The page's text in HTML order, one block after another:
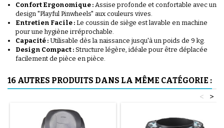
Confort Ergonomique : Assise profonde et confortable avec un
design "Playful Pinwheels" aux couleurs vives.
Entretien Facile : Le coussin de siège est lavable en machine
pour une hygiène irréprochable.
Capacité : Utilisable dès la naissance jusqu'à un poids de 9 kg.
Design Compact : Structure légère, idéale pour être déplacée
facilement de pièce en pièce.
16 AUTRES PRODUITS DANS LA MÊME CATÉGORIE :
>
<